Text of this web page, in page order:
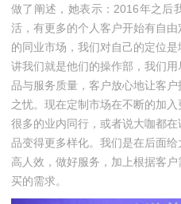
做了阐述，她表示：2016年之后
活，有更多的个人客户开始有自
的同业市场，我们对自己的定位
讲我们就是他们的操作部，我们
品与服务质量，客户放心地让客
之忧。现在定制市场在不断的加
很多的业内同行，或者说大咖都
品变得更多样化。我们是在后面
高人效，做好服务，加上根据客
买的需求。